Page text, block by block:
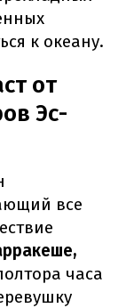
к океану.
от
Эс-
все
часа